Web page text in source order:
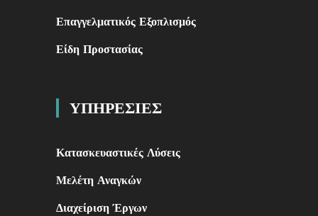
Επαγγελματικός Εξοπλισμός
Είδη Προστασίας
ΥΠΗΡΕΣΙΕΣ
Κατασκευαστικές Λύσεις
Μελέτη Αναγκών
Διαχείριση Έργων